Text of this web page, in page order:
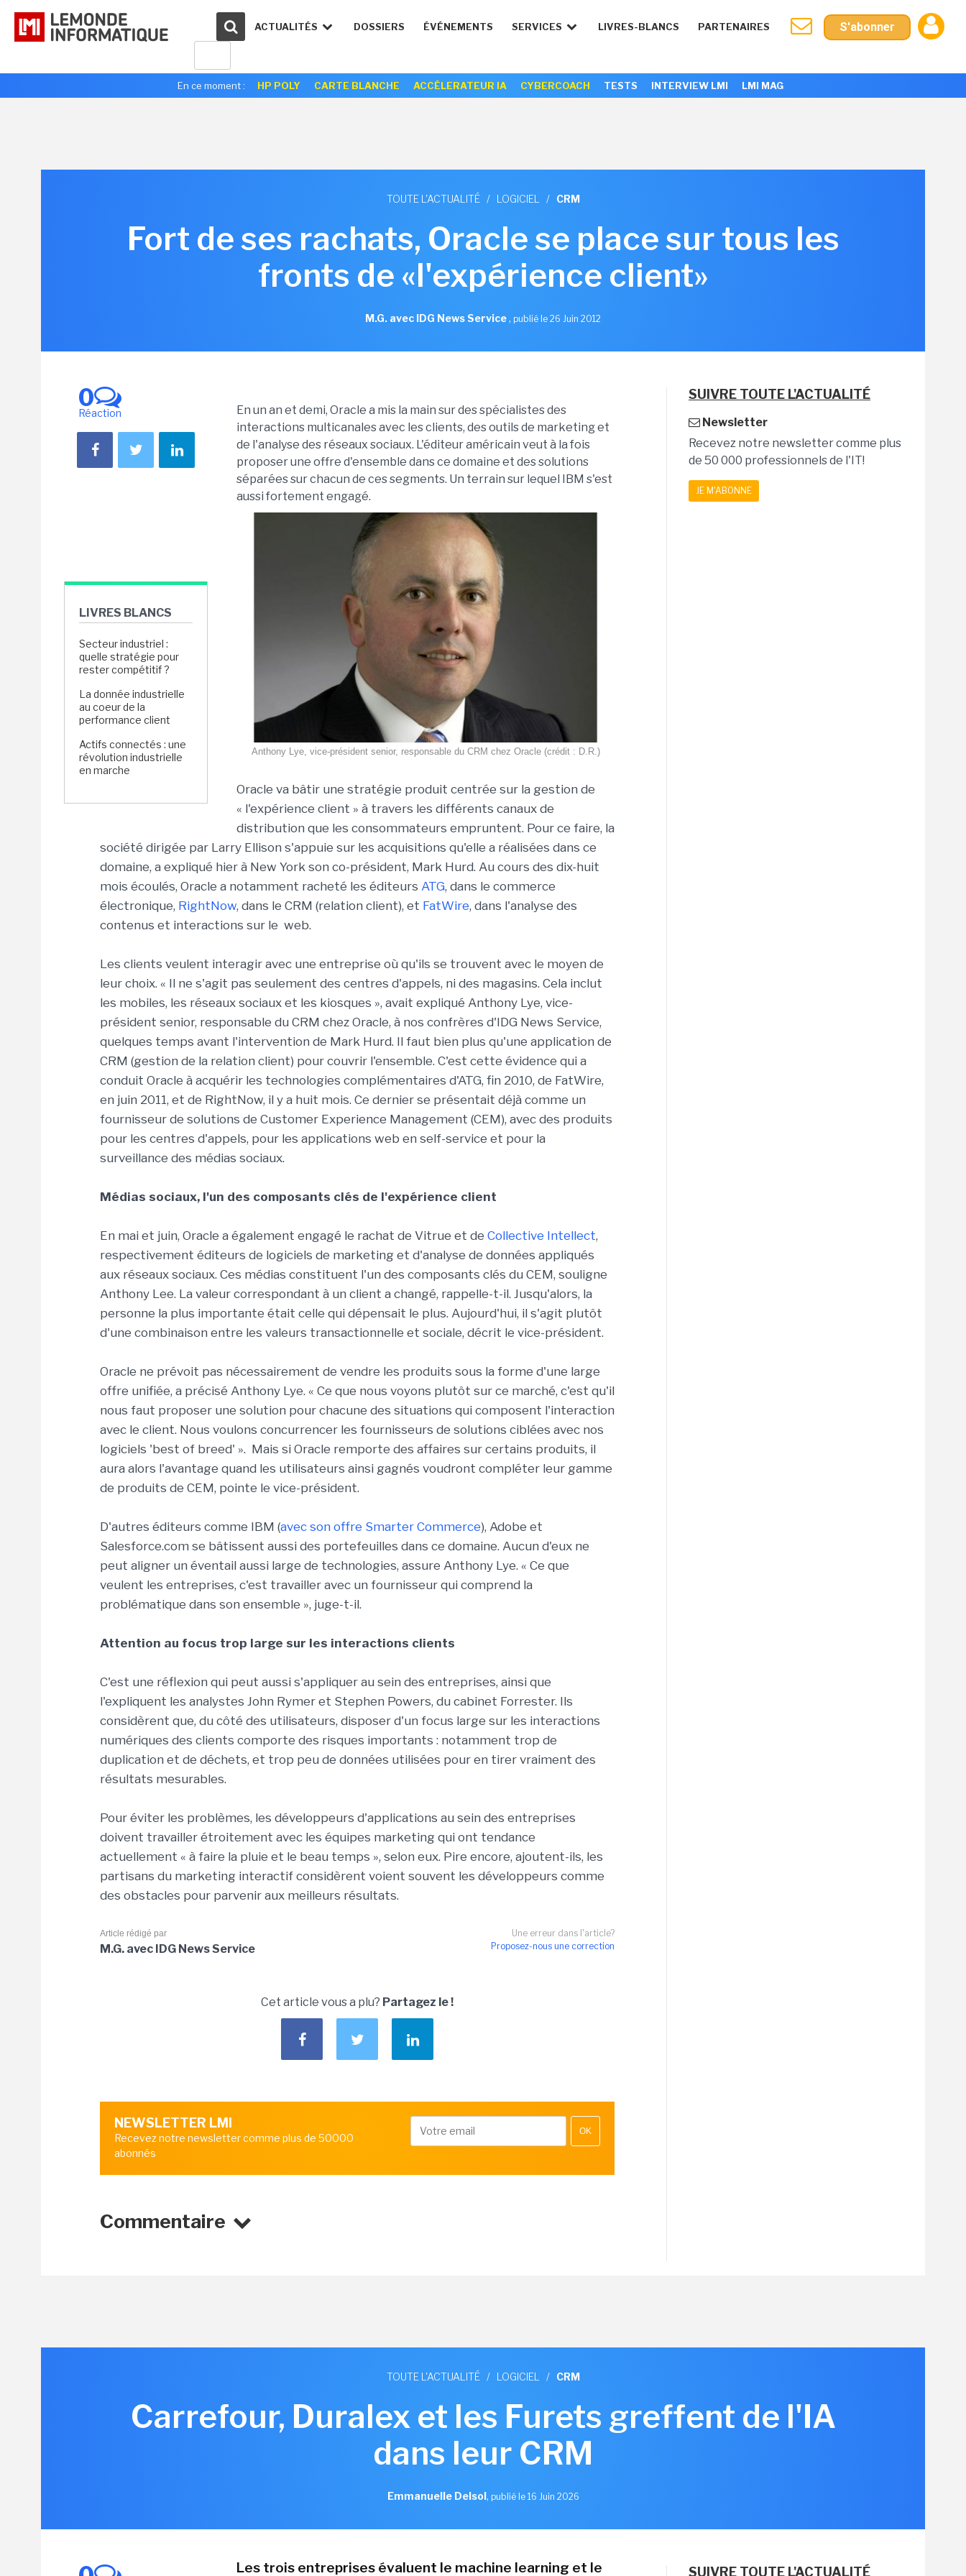
ACTUALITÉS DOSSIERS ÉVÉNEMENTS SERVICES LIVRES-BLANCS PARTENAIRES S'abonner
En ce moment : HP POLY CARTE BLANCHE ACCÉLERATEUR IA CYBERCOACH TESTS INTERVIEW LMI LMI MAG
TOUTE L'ACTUALITÉ / LOGICIEL / CRM
Fort de ses rachats, Oracle se place sur tous les
fronts de «l'expérience client»
M.G. avec IDG News Service, publié le 26 Juin 2012
0
Réaction
LIVRES BLANCS
Secteur industriel :
quelle stratégie pour
rester compétitif ?
La donnée industrielle
au coeur de la
performance client
Actifs connectés : une
révolution industrielle
en marche
En un an et demi, Oracle a mis la main sur des spécialistes des
interactions multicanales avec les clients, des outils de marketing et
de l'analyse des réseaux sociaux. L'éditeur américain veut à la fois
proposer une offre d'ensemble dans ce domaine et des solutions
séparées sur chacun de ces segments. Un terrain sur lequel IBM s'est
aussi fortement engagé.
Anthony Lye, vice-président senior, responsable du CRM chez Oracle (crédit : D.R.)
Oracle va bâtir une stratégie produit centrée sur la gestion de
« l'expérience client » à travers les différents canaux de
distribution que les consommateurs empruntent. Pour ce faire, la
société dirigée par Larry Ellison s'appuie sur les acquisitions qu'elle a réalisées dans ce
domaine, a expliqué hier à New York son co-président, Mark Hurd. Au cours des dix-huit
mois écoulés, Oracle a notamment racheté les éditeurs ATG, dans le commerce
électronique, RightNow, dans le CRM (relation client), et FatWire, dans l'analyse des
contenus et interactions sur le web.
Les clients veulent interagir avec une entreprise où qu'ils se trouvent avec le moyen de
leur choix. « Il ne s'agit pas seulement des centres d'appels, ni des magasins. Cela inclut
les mobiles, les réseaux sociaux et les kiosques », avait expliqué Anthony Lye, vice-
président senior, responsable du CRM chez Oracle, à nos confrères d'IDG News Service,
quelques temps avant l'intervention de Mark Hurd. Il faut bien plus qu'une application de
CRM (gestion de la relation client) pour couvrir l'ensemble. C'est cette évidence qui a
conduit Oracle à acquérir les technologies complémentaires d'ATG, fin 2010, de FatWire,
en juin 2011, et de RightNow, il y a huit mois. Ce dernier se présentait déjà comme un
fournisseur de solutions de Customer Experience Management (CEM), avec des produits
pour les centres d'appels, pour les applications web en self-service et pour la
surveillance des médias sociaux.
Médias sociaux, l'un des composants clés de l'expérience client
En mai et juin, Oracle a également engagé le rachat de Vitrue et de Collective Intellect,
respectivement éditeurs de logiciels de marketing et d'analyse de données appliqués
aux réseaux sociaux. Ces médias constituent l'un des composants clés du CEM, souligne
Anthony Lee. La valeur correspondant à un client a changé, rappelle-t-il. Jusqu'alors, la
personne la plus importante était celle qui dépensait le plus. Aujourd'hui, il s'agit plutôt
d'une combinaison entre les valeurs transactionnelle et sociale, décrit le vice-président.
Oracle ne prévoit pas nécessairement de vendre les produits sous la forme d'une large
offre unifiée, a précisé Anthony Lye. « Ce que nous voyons plutôt sur ce marché, c'est qu'il
nous faut proposer une solution pour chacune des situations qui composent l'interaction
avec le client. Nous voulons concurrencer les fournisseurs de solutions ciblées avec nos
logiciels 'best of breed' ». Mais si Oracle remporte des affaires sur certains produits, il
aura alors l'avantage quand les utilisateurs ainsi gagnés voudront compléter leur gamme
de produits de CEM, pointe le vice-président.
D'autres éditeurs comme IBM (avec son offre Smarter Commerce), Adobe et
Salesforce.com se bâtissent aussi des portefeuilles dans ce domaine. Aucun d'eux ne
peut aligner un éventail aussi large de technologies, assure Anthony Lye. « Ce que
veulent les entreprises, c'est travailler avec un fournisseur qui comprend la
problématique dans son ensemble », juge-t-il.
Attention au focus trop large sur les interactions clients
C'est une réflexion qui peut aussi s'appliquer au sein des entreprises, ainsi que
l'expliquent les analystes John Rymer et Stephen Powers, du cabinet Forrester. Ils
considèrent que, du côté des utilisateurs, disposer d'un focus large sur les interactions
numériques des clients comporte des risques importants : notamment trop de
duplication et de déchets, et trop peu de données utilisées pour en tirer vraiment des
résultats mesurables.
Pour éviter les problèmes, les développeurs d'applications au sein des entreprises
doivent travailler étroitement avec les équipes marketing qui ont tendance
actuellement « à faire la pluie et le beau temps », selon eux. Pire encore, ajoutent-ils, les
partisans du marketing interactif considèrent voient souvent les développeurs comme
des obstacles pour parvenir aux meilleurs résultats.
Une erreur dans l'article?
Proposez-nous une correction
Article rédigé par
M.G. avec IDG News Service
Cet article vous a plu? Partagez le !
NEWSLETTER LMI
Recevez notre newsletter comme plus de 50000
abonnés
OK
Commentaire
SUIVRE TOUTE L'ACTUALITÉ
Newsletter
Recevez notre newsletter comme plus
de 50 000 professionnels de l'IT!
JE M'ABONNE
TOUTE L'ACTUALITÉ / LOGICIEL / CRM
Carrefour, Duralex et les Furets greffent de l'IA
dans leur CRM
Emmanuelle Delsol, publié le 16 Juin 2026
Les trois entreprises évaluent le machine learning et le SUIVRE TOUTE L'ACTUALITÉ